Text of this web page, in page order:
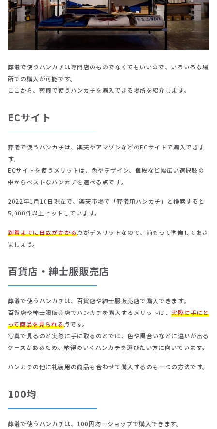
葬儀で使うハンカチは専門店のものでなくてもいいので、いろいろな場
所での購入が可能です。
ここから、葬儀で使うハンカチを購入できる場所を紹介します。
ECサイト
葬儀で使うハンカチは、楽天やアマゾンなどのECサイトで購入できま
す。
ECサイトを使うメリットは、色やデザイン、値段など幅広い選択肢の
中からベストなハンカチを選べる点です。
2022年1月10日現在で、楽天市場で「葬儀用ハンカチ」と検索すると
5,000件以上ヒットしています。
到着までに日数がかかる点がデメリットなので、前もって準備しておき
ましょう。
百貨店・紳士服販売店
葬儀で使うハンカチは、百貨店や紳士服販売店で購入できます。
百貨店や紳士服販売店でハンカチを購入するメリットは、 実際に手にと
って商品を見られる点です。
写真で見るのと実際に手に取るのとでは、色や風合いなどに違いが出る
ケースがあるため、納得のいくハンカチを選びたい方に向いています。
ハンカチの他に礼装用の商品も合わせて購入するのも一つの方法です。
100均
葬儀で使うハンカチは、100円均一ショップで購入できます。